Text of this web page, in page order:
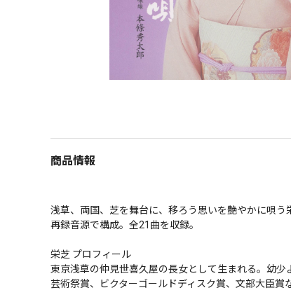
商品情報
浅草、両国、芝を舞台に、移ろう思いを艶やかに唄
再録音源で構成。全21曲を収録。
栄芝 プロフィール
東京浅草の仲見世喜久屋の長女として生まれる。幼
芸術祭賞、ビクターゴールドディスク賞、文部大臣賞